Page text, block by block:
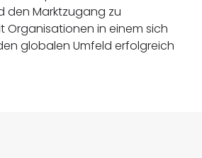
den Marktzugang zu
Organisationen in einem sich
globalen Umfeld erfolgreich